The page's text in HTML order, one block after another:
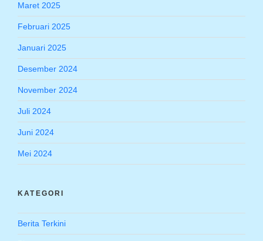
Maret 2025
Februari 2025
Januari 2025
Desember 2024
November 2024
Juli 2024
Juni 2024
Mei 2024
KATEGORI
Berita Terkini